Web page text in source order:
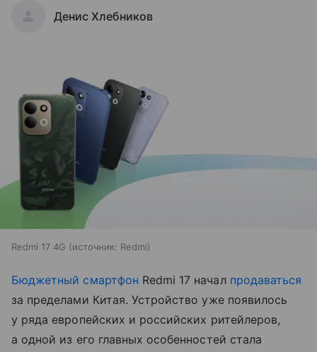
Денис Хлебников
Redmi 17 4G источник: Redmi
Бюджетный смартфон Redmi 17 начал продаваться
за пределами Китая. Устройство уже появилось
у ряда европейских и российских ритейлеров,
а одной из его главных особенностей стала